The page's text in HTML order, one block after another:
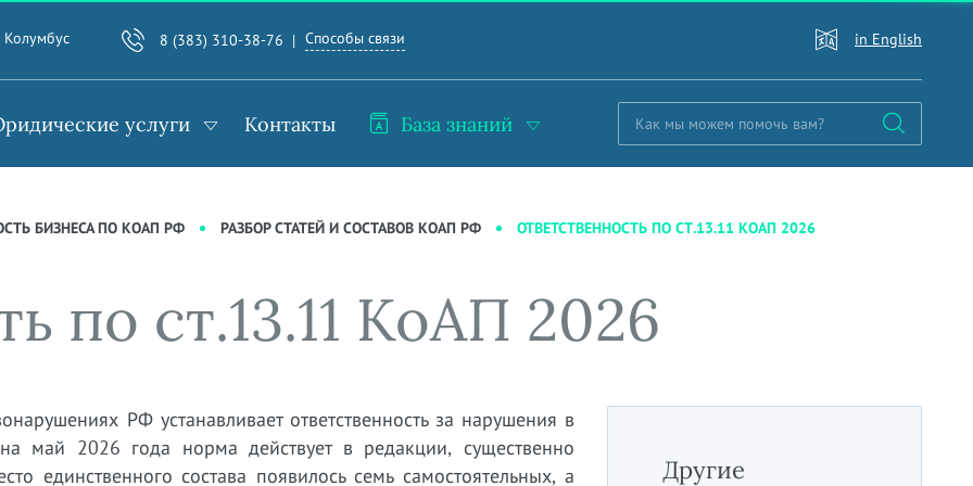
Колумбус 8 (383) 310-38-76 Способы связи in English
услуги Контакты База знаний
БИЗНЕСА ПО КОАП РФ РАЗБОР СТАТЕЙ И СОСТАВОВ КОАП РФ ОТВЕТСТВЕННОСТЬ ПО СТ.13.11 КОАП 2026
по ст.13.11 КоАП 2026
РФ устанавливает ответственность за нарушения в
май 2026 года норма действует в редакции, существенно
единственного состава появилось семь самостоятельных, а
Другие